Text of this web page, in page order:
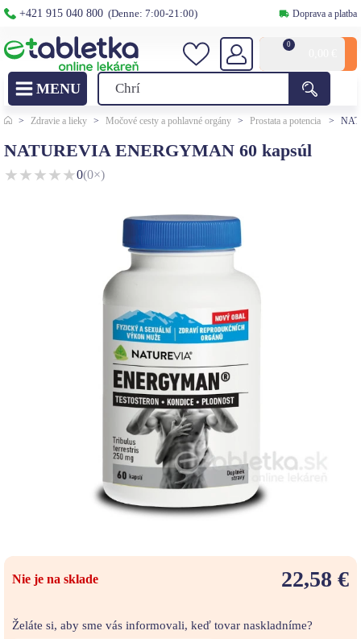
+421 915 040 800 (Denne: 7:00-21:00) Doprava a platba
0
> Zdravie a lieky > Močové cesty a pohlavné orgány > Prostata a potencia >
NATUREVIA ENERGYMAN 60 kapsúl
★★★★★0(0×)
Nie je na sklade 22,58 €
Želáte si, aby sme vás informovali, keď tovar naskladníme?